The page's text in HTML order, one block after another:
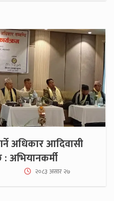
अधिकार आदिवासी
अभियानकर्मी
२०८३ असार २७